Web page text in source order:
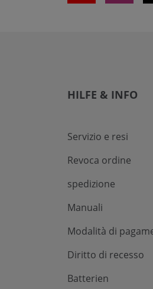
HILFE & INFO
Servizio e resi
Revoca ordine
spedizione
Manuali
Modalità di
Diritto di recesso
Batterien